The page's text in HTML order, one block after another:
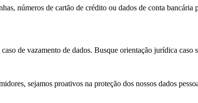
números de cartão de crédito ou dados de conta bancária
de vazamento de dados. Busque orientação jurídica caso
sejamos proativos na proteção dos nossos dados